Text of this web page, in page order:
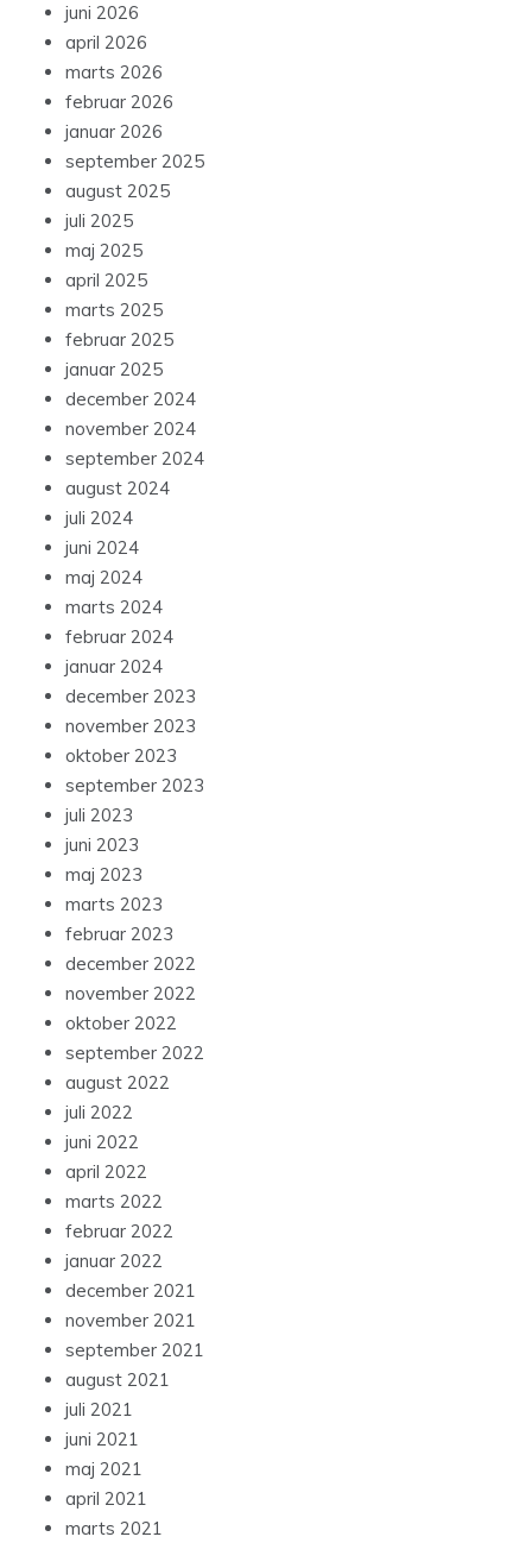
juni 2026
april 2026
marts 2026
februar 2026
januar 2026
september 2025
august 2025
juli 2025
maj 2025
april 2025
marts 2025
februar 2025
januar 2025
december 2024
november 2024
september 2024
august 2024
juli 2024
juni 2024
maj 2024
marts 2024
februar 2024
januar 2024
december 2023
november 2023
oktober 2023
september 2023
juli 2023
juni 2023
maj 2023
marts 2023
februar 2023
december 2022
november 2022
oktober 2022
september 2022
august 2022
juli 2022
juni 2022
april 2022
marts 2022
februar 2022
januar 2022
december 2021
november 2021
september 2021
august 2021
juli 2021
juni 2021
maj 2021
april 2021
marts 2021